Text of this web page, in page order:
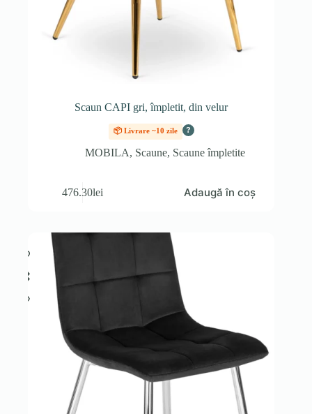
Scaun CAPI gri, împletit, din velur
📦 Livrare ~10 zile ?
MOBILA, Scaune, Scaune împletite
476.30lei Adaugă în coș